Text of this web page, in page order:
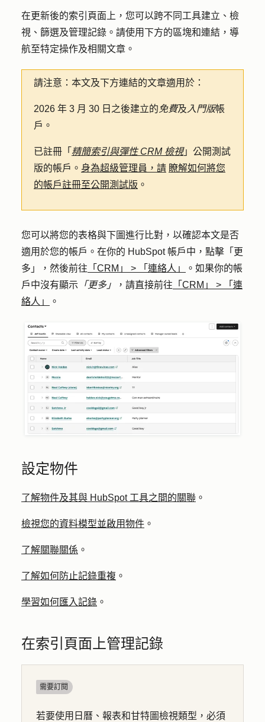
在更新後的索引頁面上，您可以跨不同工具建立、檢
視、篩選及管理記錄。請使用下方的區塊和連結，導
航至特定操作及相關文章。
請注意： 本文及下方連結的文章適用於：
2026 年 3 月 30 日之後建立的 免費及 入門版帳
戶。
已註冊「 精簡索引與彈性 CRM 檢視」公開測試
版的帳戶。 身為超級管理員，請 瞭解如何將您
的帳戶註冊至公開測試版 。
您可以將您的表格與下圖進行比對，以確認本文是否
適用於您的帳戶。在你的 HubSpot 帳戶中，點擊 「更
多」
，然後前往 「CRM」 > 「連絡人」
。如果你的帳
戶中沒有顯示 「更多」 ，請直接前往 「CRM」 >
「連
絡人」
。
設定物件
了解物件及其與 HubSpot 工具之間的關聯 。
檢視您的資料模型並啟用物件 。
了解關聯關係 。
了解如何防止記錄重複 。
學習如何匯入記錄 。
在索引頁面上管理記錄
需要訂閱
若要使用日曆、報表和甘特圖檢視類型，必須